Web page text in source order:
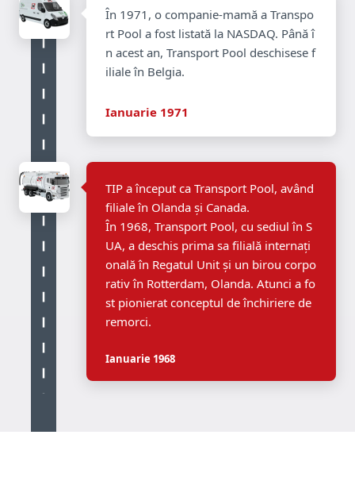
În 1971, o companie-mamă a Transpo
rt Pool a fost listată la NASDAQ. Până î
n acest an, Transport Pool deschisese f
iliale în Belgia.
Ianuarie 1971
TIP a început ca Transport Pool, având
filiale în Olanda și Canada.
În 1968, Transport Pool, cu sediul în S
UA, a deschis prima sa filială internați
onală în Regatul Unit și un birou corpo
rativ în Rotterdam, Olanda. Atunci a fo
st pionierat conceptul de închiriere de
remorci.
Ianuarie 1968